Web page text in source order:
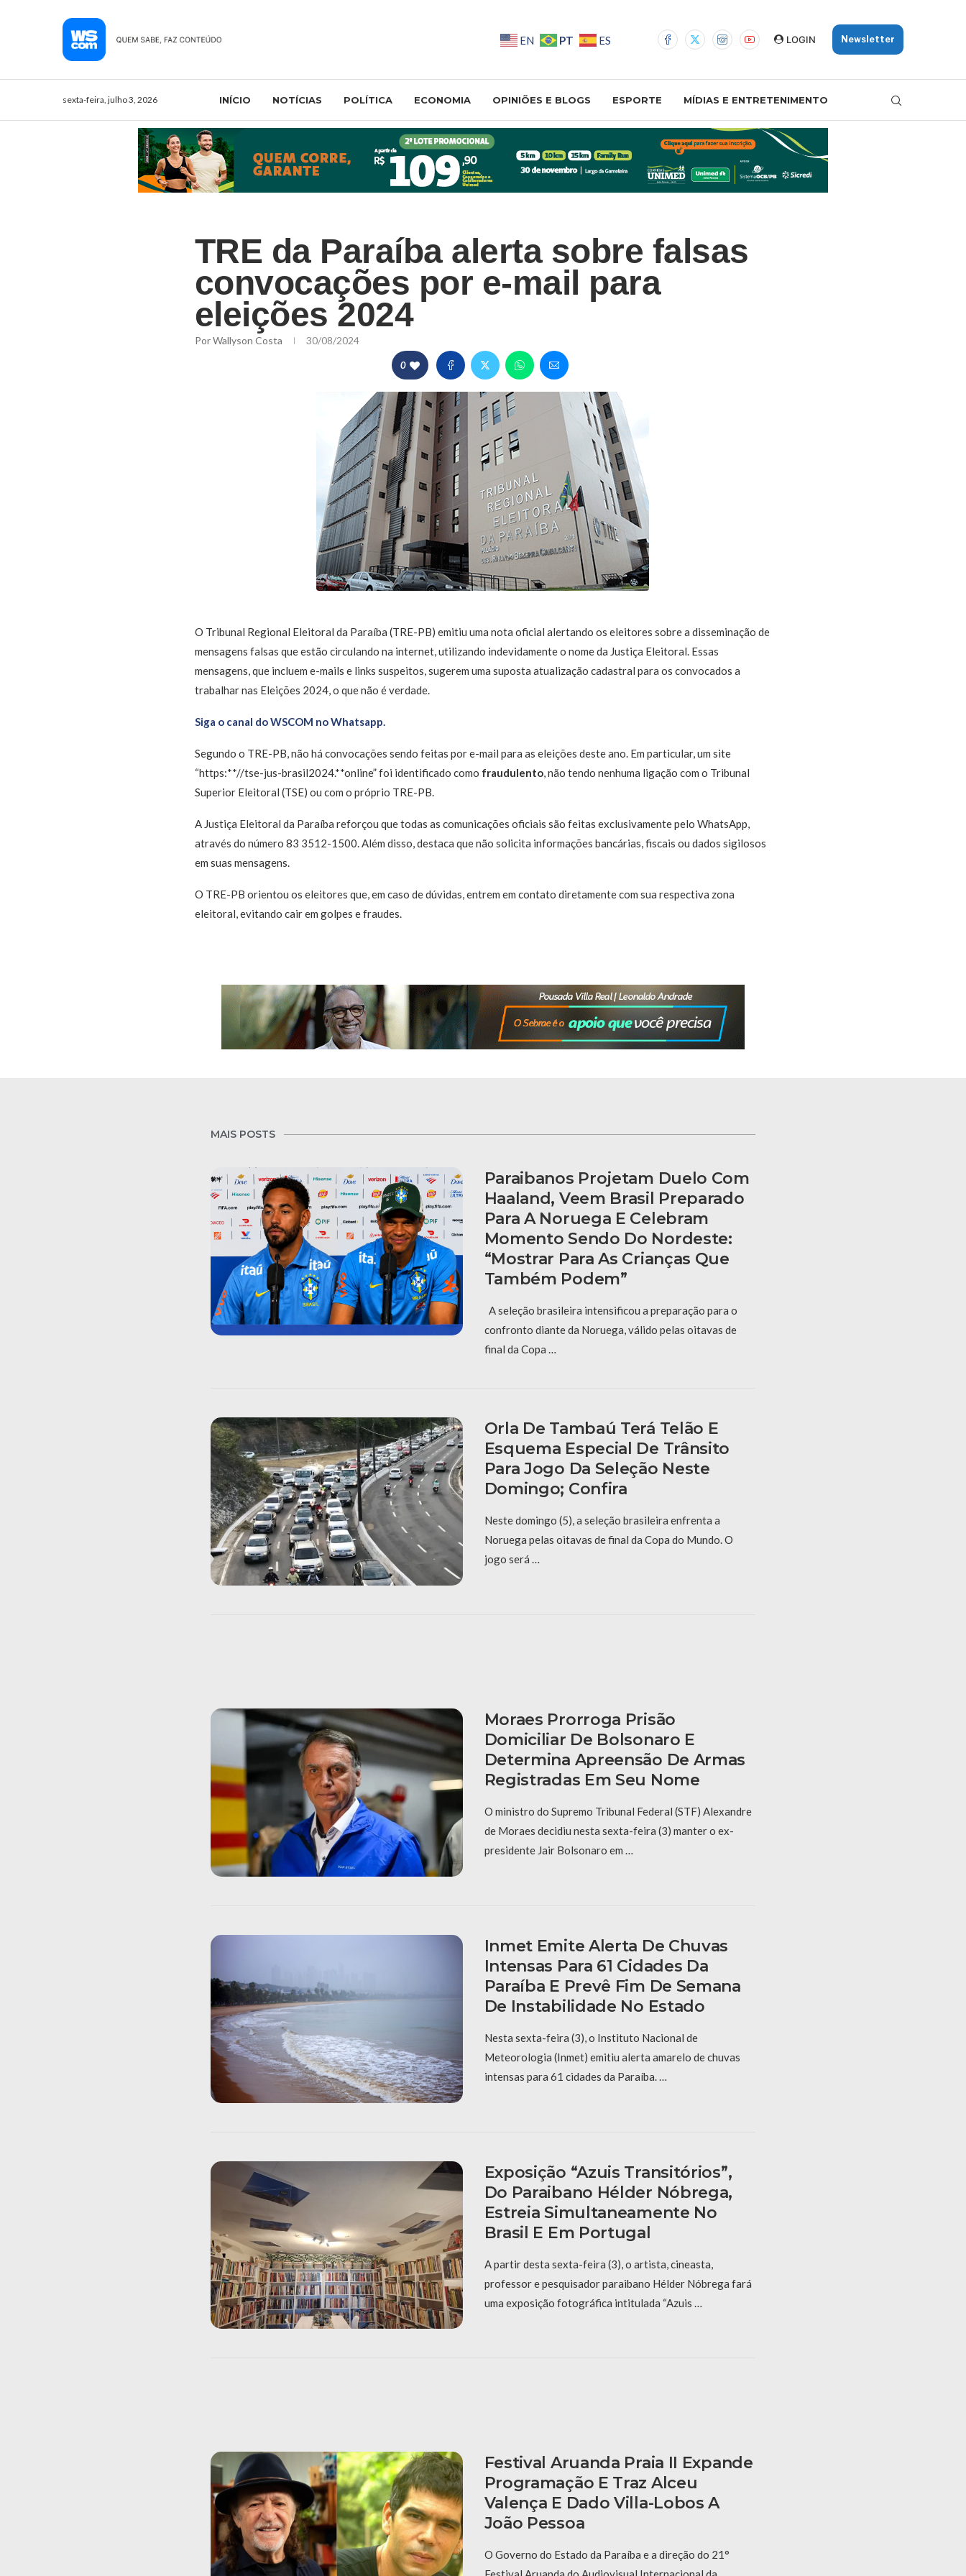
EN PT ES LOGIN Newsletter
sexta-feira, julho 3, 2026 INÍCIO NOTÍCIAS POLÍTICA ECONOMIA OPINIÕES E BLOGS ESPORTE MÍDIAS E ENTRETENIMENTO
TRE da Paraíba alerta sobre falsas
convocações por e-mail para
eleições 2024
PorWallyson Costa 30/08/2024
0
O Tribunal Regional Eleitoral da Paraíba (TRE-PB) emitiu uma nota oficial alertando os eleitores sobre a disseminação de
mensagens falsas que estão circulando na internet, utilizando indevidamente o nome da Justiça Eleitoral. Essas
mensagens, que incluem e-mails e links suspeitos, sugerem uma suposta atualização cadastral para os convocados a
trabalhar nas Eleições 2024, o que não é verdade.
Siga o canal do WSCOM no Whatsapp.
Segundo o TRE-PB, não há convocações sendo feitas por e-mail para as eleições deste ano. Em particular, um site
“https:**//tse-jus-brasil2024.**online” foi identificado como fraudulento, não tendo nenhuma ligação com o Tribunal
Superior Eleitoral (TSE) ou com o próprio TRE-PB.
A Justiça Eleitoral da Paraíba reforçou que todas as comunicações oficiais são feitas exclusivamente pelo WhatsApp,
através do número 83 3512-1500. Além disso, destaca que não solicita informações bancárias, fiscais ou dados sigilosos
em suas mensagens.
O TRE-PB orientou os eleitores que, em caso de dúvidas, entrem em contato diretamente com sua respectiva zona
eleitoral, evitando cair em golpes e fraudes.
MAIS POSTS
Paraibanos Projetam Duelo Com
Haaland, Veem Brasil Preparado
Para A Noruega E Celebram
Momento Sendo Do Nordeste:
“Mostrar Para As Crianças Que
Também Podem”
A seleção brasileira intensificou a preparação para o
confronto diante da Noruega, válido pelas oitavas de
final da Copa …
Orla De Tambaú Terá Telão E
Esquema Especial De Trânsito
Para Jogo Da Seleção Neste
Domingo; Confira
Neste domingo (5), a seleção brasileira enfrenta a
Noruega pelas oitavas de final da Copa do Mundo. O
jogo será …
Moraes Prorroga Prisão
Domiciliar De Bolsonaro E
Determina Apreensão De Armas
Registradas Em Seu Nome
O ministro do Supremo Tribunal Federal (STF) Alexandre
de Moraes decidiu nesta sexta-feira (3) manter o ex-
presidente Jair Bolsonaro em …
Inmet Emite Alerta De Chuvas
Intensas Para 61 Cidades Da
Paraíba E Prevê Fim De Semana
De Instabilidade No Estado
Nesta sexta-feira (3), o Instituto Nacional de
Meteorologia (Inmet) emitiu alerta amarelo de chuvas
intensas para 61 cidades da Paraíba. …
Exposição “Azuis Transitórios”,
Do Paraibano Hélder Nóbrega,
Estreia Simultaneamente No
Brasil E Em Portugal
A partir desta sexta-feira (3), o artista, cineasta,
professor e pesquisador paraibano Hélder Nóbrega fará
uma exposição fotográfica intitulada “Azuis …
Festival Aruanda Praia II Expande
Programação E Traz Alceu
Valença E Dado Villa-Lobos A
João Pessoa
O Governo do Estado da Paraíba e a direção do 21°